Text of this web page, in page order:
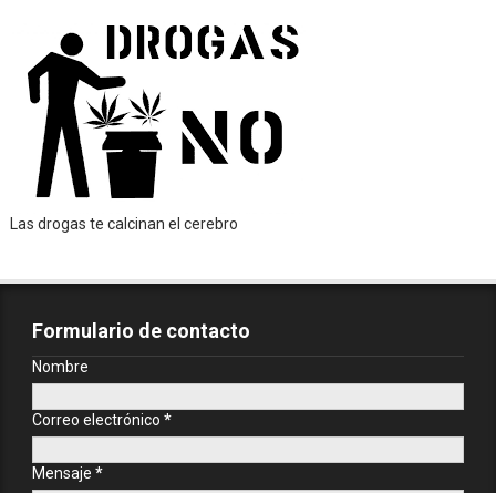
Las drogas te calcinan el cerebro
Formulario de contacto
Nombre
Correo electrónico *
Mensaje *